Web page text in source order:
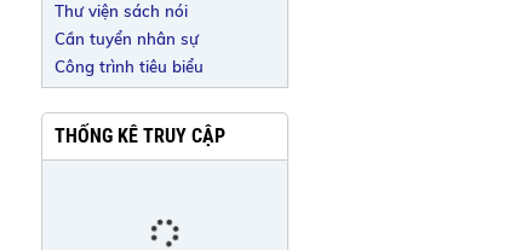
Thư viện sách nói
Cần tuyển nhân sự
Công trình tiêu biểu
THỐNG KÊ TRUY CẬP